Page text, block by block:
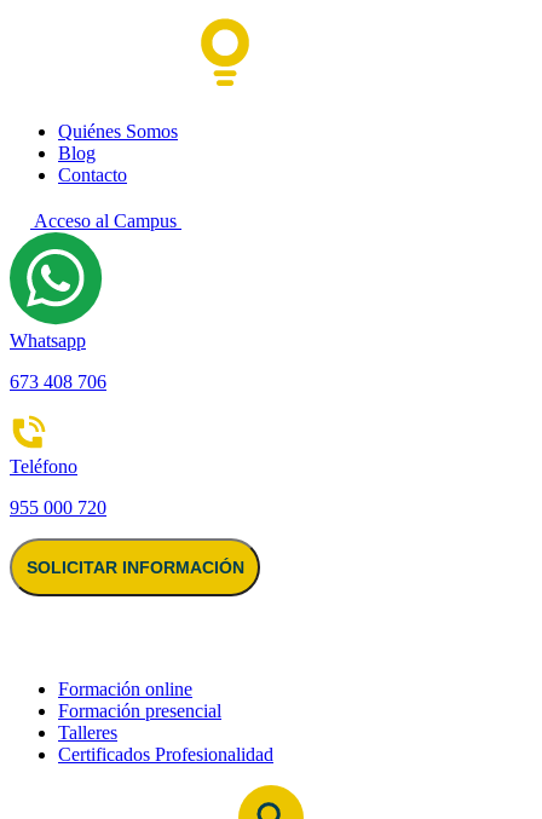
Quiénes Somos
Blog
Contacto
Acceso al Campus
Whatsapp
673 408 706
Teléfono
955 000 720
SOLICITAR INFORMACIÓN
Formación online
Formación presencial
Talleres
Certificados Profesionalidad